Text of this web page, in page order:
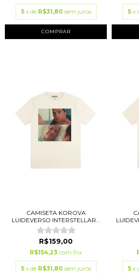
5 x de R$31,80 sem juros
COMPRAR
5 x
CAMISETA KOROVA
LUIDEVERSO INTERSTELLAR...
R$159,00
R$154,23 com Pix
5 x de R$31,80 sem juros 5 x